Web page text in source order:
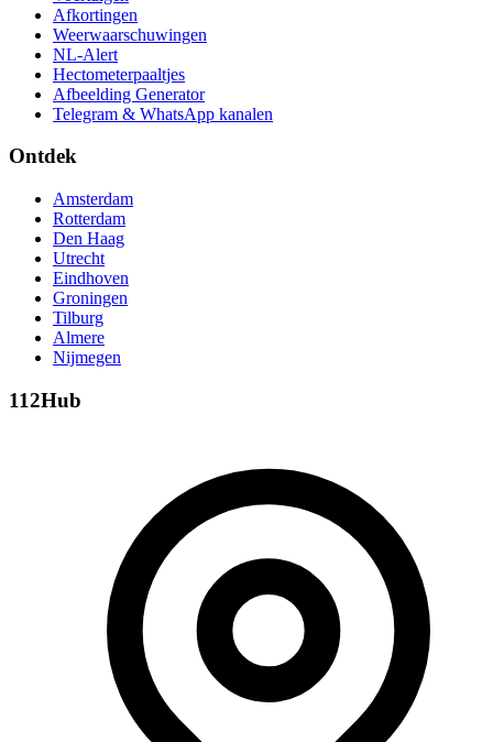
Afkortingen
Weerwaarschuwingen
NL-Alert
Hectometerpaaltjes
Afbeelding Generator
Telegram & WhatsApp kanalen
Ontdek
Amsterdam
Rotterdam
Den Haag
Utrecht
Eindhoven
Groningen
Tilburg
Almere
Nijmegen
112Hub